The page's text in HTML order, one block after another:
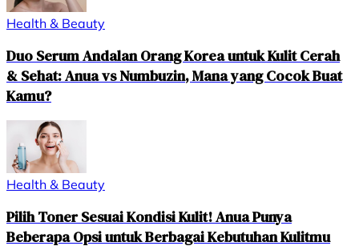
Health & Beauty
Duo Serum Andalan Orang Korea untuk Kulit Cerah
& Sehat: Anua vs Numbuzin, Mana yang Cocok Buat
Kamu?
Health & Beauty
Pilih Toner Sesuai Kondisi Kulit! Anua Punya
Beberapa Opsi untuk Berbagai Kebutuhan Kulitmu